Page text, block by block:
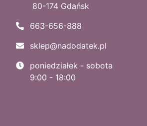
80-174 Gdańsk
663-656-888
sklep@nadodatek.pl
poniedziałek - sobota
9:00 - 18:00